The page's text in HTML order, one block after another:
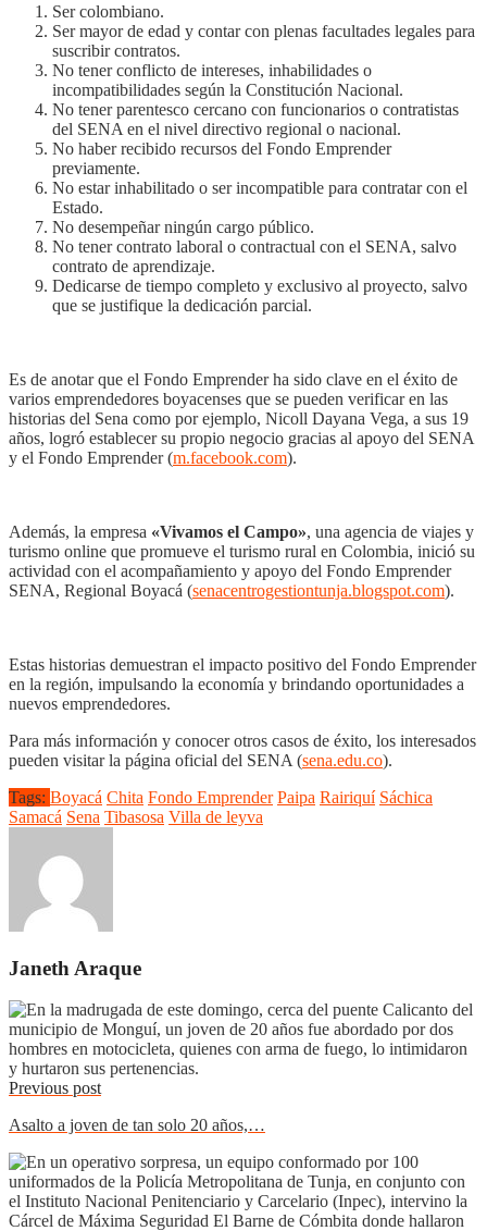
Ser colombiano.
Ser mayor de edad y contar con plenas facultades legales para
suscribir contratos.
No tener conflicto de intereses, inhabilidades o
incompatibilidades según la Constitución Nacional.
No tener parentesco cercano con funcionarios o contratistas
del SENA en el nivel directivo regional o nacional.
No haber recibido recursos del Fondo Emprender
previamente.
No estar inhabilitado o ser incompatible para contratar con el
Estado.
No desempeñar ningún cargo público.
No tener contrato laboral o contractual con el SENA, salvo
contrato de aprendizaje.
Dedicarse de tiempo completo y exclusivo al proyecto, salvo
que se justifique la dedicación parcial.
Es de anotar que el Fondo Emprender ha sido clave en el éxito de
varios emprendedores boyacenses que se pueden verificar en las
historias del Sena como por ejemplo, Nicoll Dayana Vega, a sus 19
años, logró establecer su propio negocio gracias al apoyo del SENA
y el Fondo Emprender (m.facebook.com).
Además, la empresa «Vivamos el Campo», una agencia de viajes y
turismo online que promueve el turismo rural en Colombia, inició su
actividad con el acompañamiento y apoyo del Fondo Emprender
SENA, Regional Boyacá (senacentrogestiontunja.blogspot.com).
Estas historias demuestran el impacto positivo del Fondo Emprender
en la región, impulsando la economía y brindando oportunidades a
nuevos emprendedores.
Para más información y conocer otros casos de éxito, los interesados
pueden visitar la página oficial del SENA (sena.edu.co).
Tags: Boyacá Chita Fondo Emprender Paipa Rairiquí Sáchica
Samacá Sena Tibasosa Villa de leyva
Janeth Araque
Previous post
Asalto a joven de tan solo 20 años,…